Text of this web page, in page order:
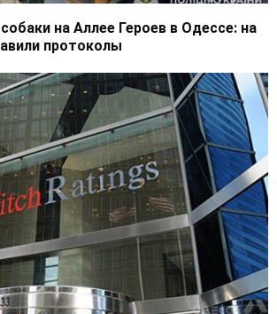
на Аллее Героев в Одессе: на
протоколы